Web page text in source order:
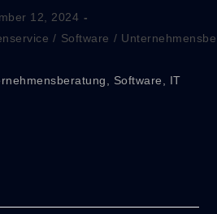
12, 2024
/ Software /
Software, IT